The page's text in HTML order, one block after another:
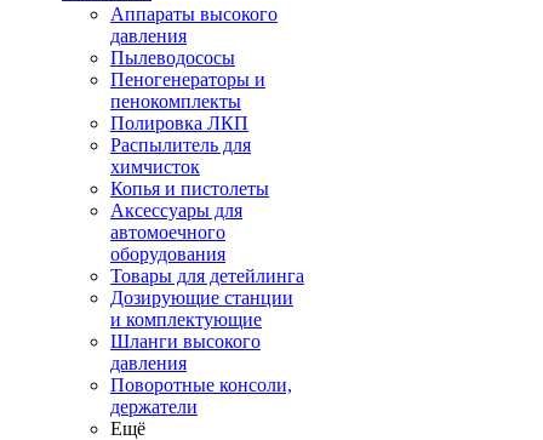
Аппараты высокого
давления
Пылеводососы
Пеногенераторы и
пенокомплекты
Полировка ЛКП
Распылитель для
химчисток
Копья и пистолеты
Аксессуары для
автомоечного
оборудования
Товары для детейлинга
Дозирующие станции
и комплектующие
Шланги высокого
давления
Поворотные консоли,
держатели
Ещё